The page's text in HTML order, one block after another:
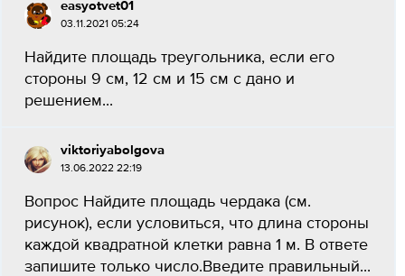
easyotvet01
03.11.2021 05:24
Найдите площадь треугольника, если его
стороны 9 см, 12 см и 15 см с дано и
решением...
viktoriyabolgova
13.06.2022 22:19
Вопрос Найдите площадь чердака (см.
рисунок), если условиться, что длина стороны
каждой квадратной клетки равна 1 м. В ответе
запишите только число.Введите правильный...